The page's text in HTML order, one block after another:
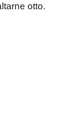
otto.